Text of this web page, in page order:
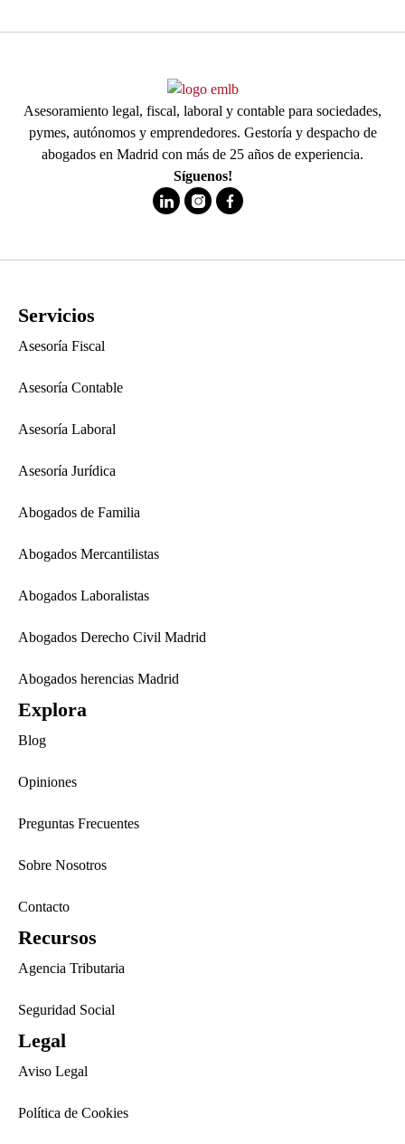
Asesoramiento legal, fiscal, laboral y contable para sociedades,
pymes, autónomos y emprendedores. Gestoría y despacho de
abogados en Madrid con más de 25 años de experiencia.
Síguenos!
Servicios
Asesoría Fiscal
Asesoría Contable
Asesoría Laboral
Asesoría Jurídica
Abogados de Familia
Abogados Mercantilistas
Abogados Laboralistas
Abogados Derecho Civil Madrid
Abogados herencias Madrid
Explora
Blog
Opiniones
Preguntas Frecuentes
Sobre Nosotros
Contacto
Recursos
Agencia Tributaria
Seguridad Social
Legal
Aviso Legal
Política de Cookies